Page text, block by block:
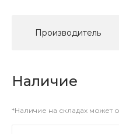
Производитель
Наличие
*Наличие на складах может